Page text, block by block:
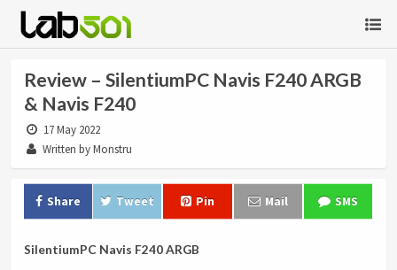
Review – SilentiumPC Navis F240 ARGB
& Navis F240
17 May 2022
Written by Monstru
Share Tweet Pin Mail SMS
SilentiumPC Navis F240 ARGB